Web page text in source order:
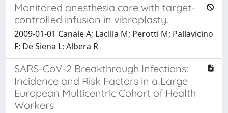
Monitored anesthesia care with target-
controlled infusion in vibroplasty.
2009-01-01 Canale A; Lacilla M; Perotti M; Pallavicino
F; De Siena L; Albera R
SARS-CoV-2 Breakthrough Infections:
Incidence and Risk Factors in a Large
European Multicentric Cohort of Health
Workers